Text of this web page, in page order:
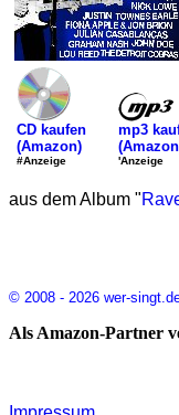
CD kaufen
(Amazon)
#Anzeige
mp3
'Anzeige
aus dem Album "
© 2008 - 2026 wer-
Als Amazon-Partner